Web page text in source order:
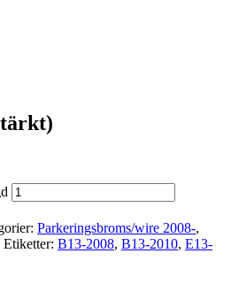
Parkeringsbroms/wire 2008-,
Etiketter: B13-2008, B13-2010, E13-